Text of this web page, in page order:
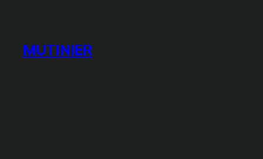
MUTINIER